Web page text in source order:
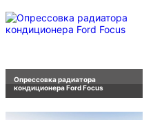
Опрессовка радиатора
кондиционера Ford Focus